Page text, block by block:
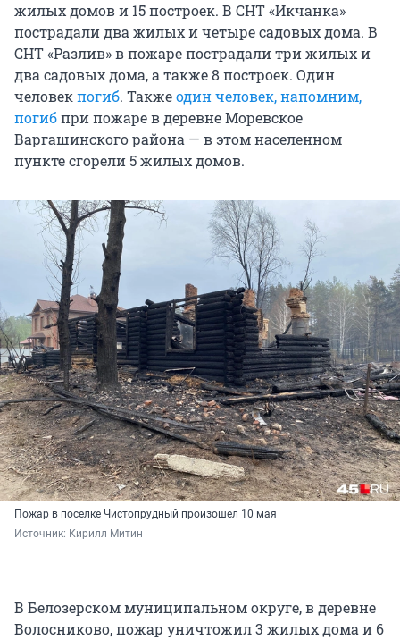
жилых домов и 15 построек. В СНТ «Икчанка»
пострадали два жилых и четыре садовых дома. В
СНТ «Разлив» в пожаре пострадали три жилых и
два садовых дома, а также 8 построек. Один
человекпогиб. Такжеодин человек, напомним,
погибпри пожаре в деревне Моревское
Варгашинского района — в этом населенном
пункте сгорели 5 жилых домов.
Пожар в поселке Чистопрудный произошел 10 мая
Источник: Кирилл Митин
В Белозерском муниципальном округе, в деревне
Волосниково, пожар уничтожил 3 жилых дома и 6